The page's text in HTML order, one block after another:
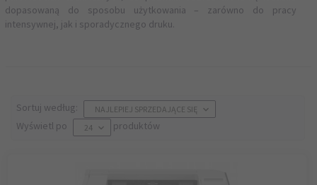
dopasowaną do sposobu użytkowania – zarówno do pracy
intensywnej, jak i sporadycznego druku.
Sortuj według: sortNAJLEPIEJ SPRZEDAJĄCE SIĘ
Wyświetl po 24 produktów